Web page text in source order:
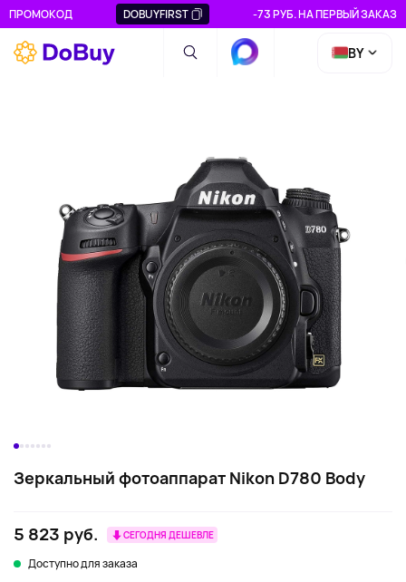
ПРОМОКОД DOBUYFIRST -73 РУБ. НА ПЕРВЫЙ ЗАКАЗ
BY
Зеркальный фотоаппарат Nikon D780 Body
5 823 руб. СЕГОДНЯ ДЕШЕВЛЕ
Доступно для заказа